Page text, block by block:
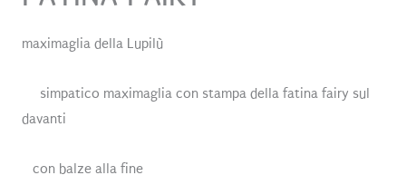
maximaglia della Lupilù
simpatico maximaglia con stampa della fatina fairy sul
davanti
con balze alla fine